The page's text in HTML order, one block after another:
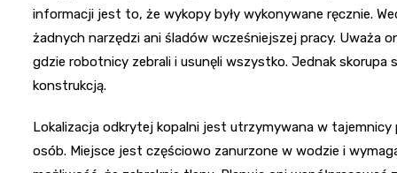
informacji jest to, że wykopy były wykonywane ręcznie.
żadnych narzędzi ani śladów wcześniejszej pracy. Uważa
gdzie robotnicy zebrali i usunęli wszystko. Jednak
konstrukcją.
Lokalizacja odkrytej kopalni jest utrzymywana w tajemnicy
osób. Miejsce jest częściowo zanurzone w wodzie i